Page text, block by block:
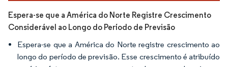
Espera-se que a América do Norte Registre Crescimento
Considerável ao Longo do Período de Previsão
Espera-se que a América do Norte registre crescimento ao
longo do período de previsão. Esse crescimento é atribuído